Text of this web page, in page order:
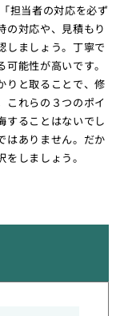
担当者の対応を必ず
の対応や、見積もり
しましょう。丁寧で
能性が高いです。
りと取ることで、修
これらの３つのポイ
することはないでし
はありません。だか
しましょう。